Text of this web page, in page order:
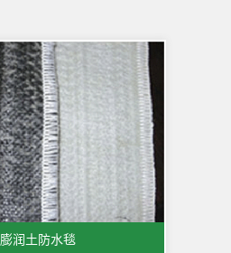
膨润土防水毯